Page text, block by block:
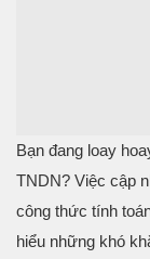
Bạn đang loay
TNDN? Việc cập
công thức tính
hiểu những khó